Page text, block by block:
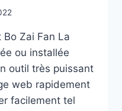
Zai Fan La
ou installée
outil très puissant
web rapidement
facilement tel